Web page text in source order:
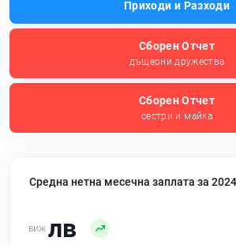
Приходи и Разходи
Сборен Отчет
дъщерни дружества
Сборен Отчет
сестри и майка
Средна нетна месечна заплата за
лв